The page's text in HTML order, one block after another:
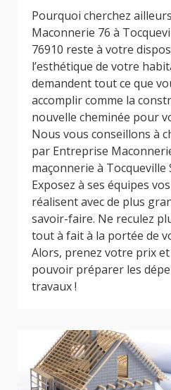
Pourquoi cherchez
Maconnerie 76 à
76910 reste à votre
l’esthétique de votre
demandent tout ce que
accomplir comme la
nouvelle cheminée pour
Nous vous conseillons à
par Entreprise
maçonnerie à Tocqueville
Exposez à ses équipes
réalisent avec de plus
savoir-faire. Ne reculez
tout à fait à la portée de
Alors, prenez votre prix
pouvoir préparer les
travaux !